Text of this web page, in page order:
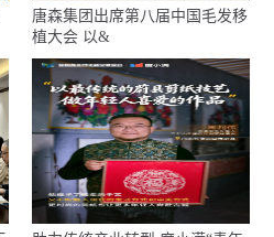
唐森集团出席第八届中国毛发移
植大会 以&